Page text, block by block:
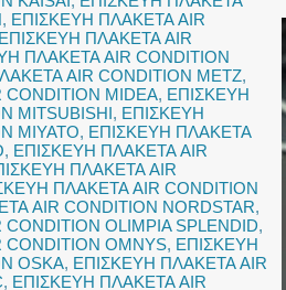
, ΕΠΙΣΚΕΥΗ ΠΛΑΚΕΤΑ AIR
ΕΠΙΣΚΕΥΗ ΠΛΑΚΕΤΑ AIR
ΠΛΑΚΕΤΑ AIR CONDITION
AIR CONDITION METZ,
MIDEA, ΕΠΙΣΚΕΥΗ
MITSUBISHI, ΕΠΙΣΚΕΥΗ
MIYATO, ΕΠΙΣΚΕΥΗ ΠΛΑΚΕΤΑ
, ΕΠΙΣΚΕΥΗ ΠΛΑΚΕΤΑ AIR
ΠΛΑΚΕΤΑ AIR
ΠΛΑΚΕΤΑ AIR CONDITION
AIR CONDITION NORDSTAR,
OLIMPIA SPLENDID,
OMNYS, ΕΠΙΣΚΕΥΗ
OSKA, ΕΠΙΣΚΕΥΗ ΠΛΑΚΕΤΑ AIR
, ΕΠΙΣΚΕΥΗ ΠΛΑΚΕΤΑ AIR